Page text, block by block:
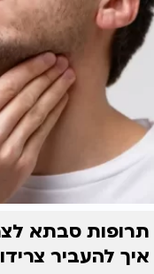
תרופות סבתא
איך להעביר